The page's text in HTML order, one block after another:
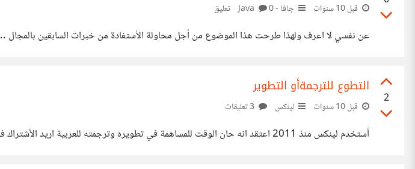
قبل 10 سنوات جافا - Java0 تعليق
عن نفسي لا اعرف ولهذا طرحت هذا الموضوع من أجل محاولة الأستفادة من خبرات السابقين بالمجال ..
2
التطوع للترجمةأو التطوير
قبل 10 سنوات لينكس
أستخدم لينكس منذ 2011 اعتقد انه حان الوقت للمساهمة في تطويره وترجمته للعربية اريد اﻷشتراك في تطوير توزيعة ما او برنامج ما هو الطريق وكيف أبدأ اللغات جافا وبيثون